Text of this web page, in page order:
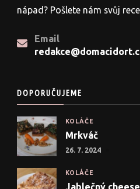
nápad? Pošlete nám svůj
Email
DOPORUČUJEME
KOLÁČE
Mrkváč
26. 7. 2024
KOLÁČE
Jablečný